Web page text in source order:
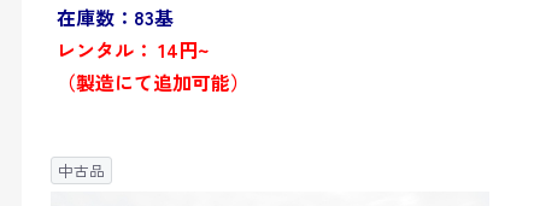
在庫数：83基
レンタル： 14円~
（製造にて追加可能）
中古品